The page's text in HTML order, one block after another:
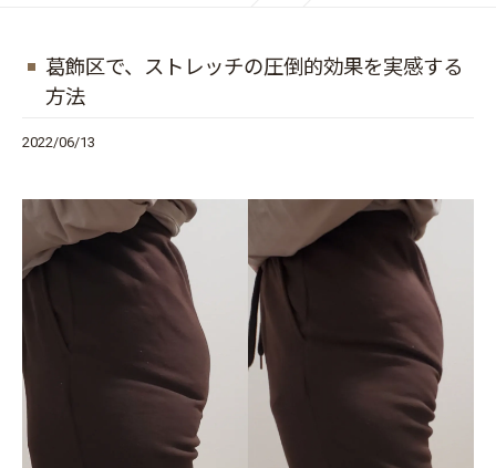
葛飾区で、ストレッチの圧倒的効果を実感する
方法
2022/06/13